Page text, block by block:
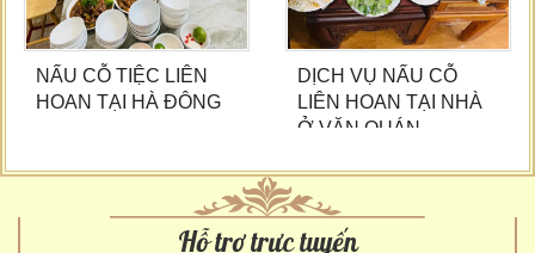
NẤU CỖ TIỆC LIÊN
HOAN TẠI HÀ ĐÔNG
DỊCH VỤ NẤU CỖ
LIÊN HOAN TẠI NHÀ
Ở VĂN QUÁN
Hỗ trợ trực tuyến